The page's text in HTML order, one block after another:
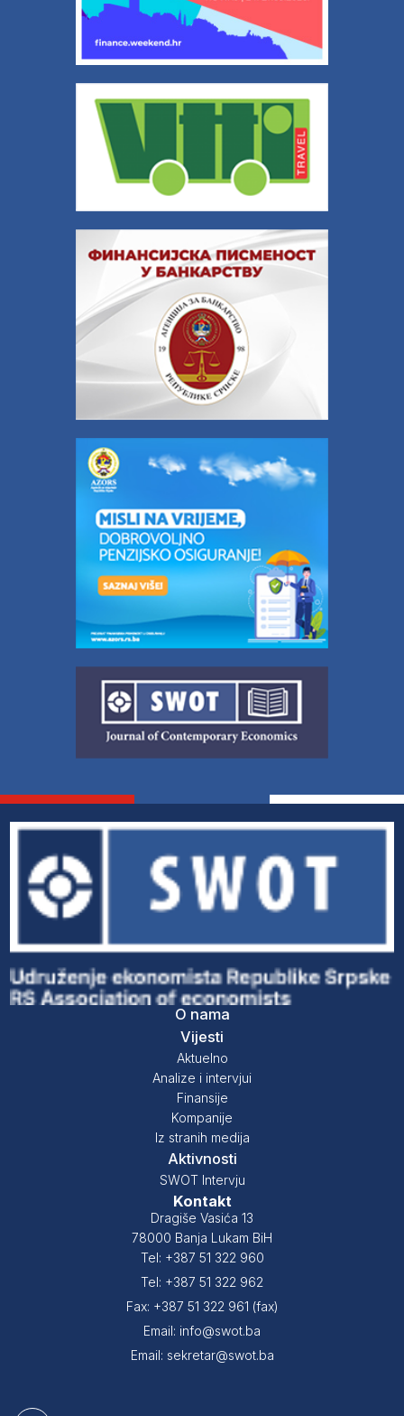
O nama
Vijesti
Aktuelno
Analize i intervjui
Finansije
Kompanije
Iz stranih medija
Aktivnosti
SWOT Intervju
Kontakt
Dragiše Vasića 13
78000 Banja Lukam BiH
Tel: +387 51 322 960
Tel: +387 51 322 962
Fax: +387 51 322 961 (fax)
Email: info@swot.ba
Email: sekretar@swot.ba